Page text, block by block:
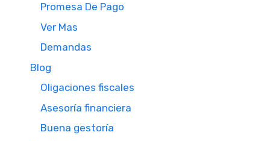
Promesa De Pago
Ver Mas
Demandas
Blog
Oligaciones fiscales
Asesoría financiera
Buena gestoría